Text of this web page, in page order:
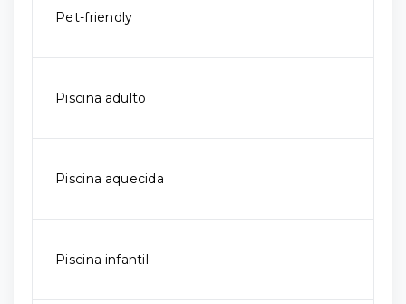
Pet-friendly
Piscina adulto
Piscina aquecida
Piscina infantil